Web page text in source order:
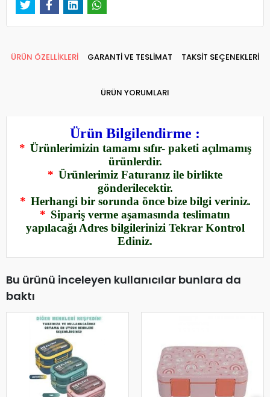
ÜRÜN ÖZELLİKLERİ GARANTİ VE TESLİMAT TAKSİT SEÇENEKLERİ
ÜRÜN YORUMLARI
Ürün Bilgilendirme :
* Ürünlerimizin tamamı sıfır- paketi açılmamış
ürünlerdir.
* Ürünlerimiz Faturanız ile birlikte
gönderilecektir.
* Herhangi bir sorunda önce bize bilgi veriniz.
* Sipariş verme aşamasında teslimatın
yapılacağı Adres bilgilerinizi Tekrar Kontrol
Ediniz.
Bu ürünü inceleyen kullanıcılar bunlara da
baktı